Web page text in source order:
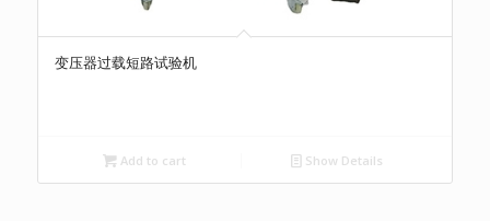
变压器过载短路试验机
Add to cart Show Details